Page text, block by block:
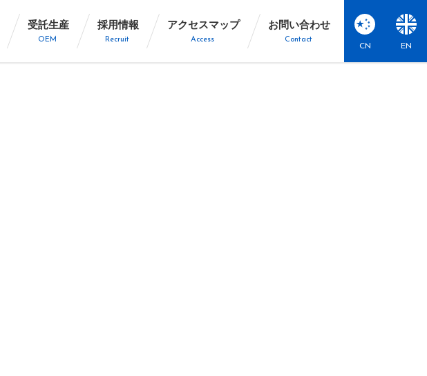
EN
CN
受託生産
OEM
採用情報
Recruit
アクセスマップ
Access
お問い合わせ
Contact